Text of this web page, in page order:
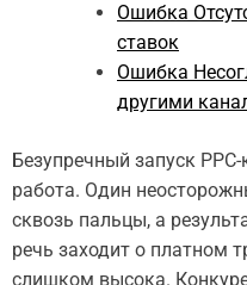
Ошибка
ставок
Ошибка
другими
Безупречный запуск
работа. Один
сквозь пальцы, а
речь заходит о платном
слишком высока.